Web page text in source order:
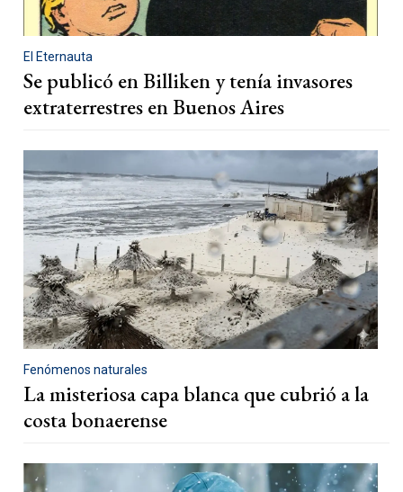
El Eternauta
Se publicó en Billiken y tenía invasores
extraterrestres en Buenos Aires
Fenómenos naturales
La misteriosa capa blanca que cubrió a la
costa bonaerense